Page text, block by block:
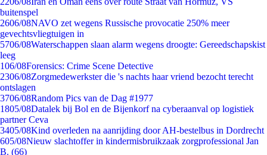
buitenspel
2606/08NAVO zet wegens Russische provocatie 250% meer
gevechtsvliegtuigen in
5706/08Waterschappen slaan alarm wegens droogte: Gereedschapskist
leeg
106/08Forensics: Crime Scene Detective
2306/08Zorgmedewerkster die 's nachts haar vriend bezocht terecht
ontslagen
3706/08Random Pics van de Dag #1977
1805/08Datalek bij Bol en de Bijenkorf na cyberaanval op logistiek
partner Ceva
3405/08Kind overleden na aanrijding door AH-bestelbus in Dordrecht
605/08Nieuw slachtoffer in kindermisbruikzaak zorgprofessional Jan
B. (66)